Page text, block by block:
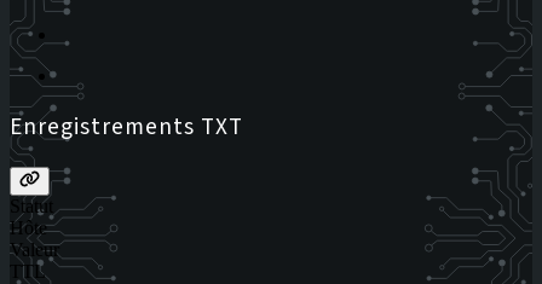
Enregistrements TXT
Statut
Hôte
Valeur
TTL